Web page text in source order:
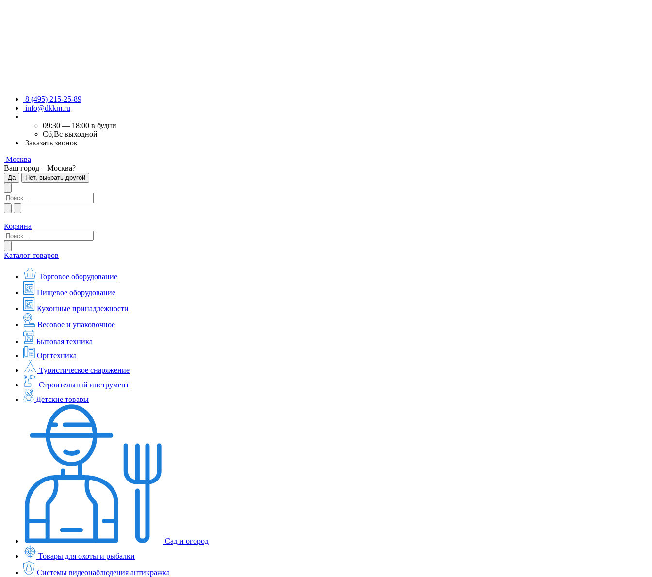
8 (495) 215-25-89
info@dkkm.ru
09:30 — 18:00 в будни
Сб,Вс выходной
Заказать звонок
Москва
Ваш город – Москва?
Да Нет, выбрать другой
Корзина
Каталог товаров
Торговое оборудование
Пищевое оборудование
Кухонные принадлежности
Весовое и упаковочное
Бытовая техника
Оргтехника
Туристическое снаряжение
Строительный инструмент
Детские товары
Сад и огород
Товары для охоты и рыбалки
Системы видеонаблюдения антикражка